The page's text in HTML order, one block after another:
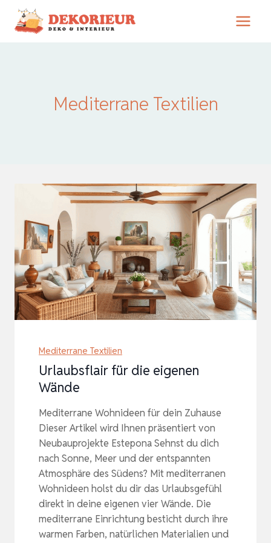
Zum
Inhalt
Mediterrane Textilien
Mediterrane Textilien
Urlaubsflair für die eigenen
Wände
Mediterrane Wohnideen für dein Zuhause
Dieser Artikel wird Ihnen präsentiert von
Neubauprojekte Estepona Sehnst du dich
nach Sonne, Meer und der entspannten
Atmosphäre des Südens? Mit mediterranen
Wohnideen holst du dir das Urlaubsgefühl
direkt in deine eigenen vier Wände. Die
mediterrane Einrichtung besticht durch ihre
warmen Farben, natürlichen Materialien und